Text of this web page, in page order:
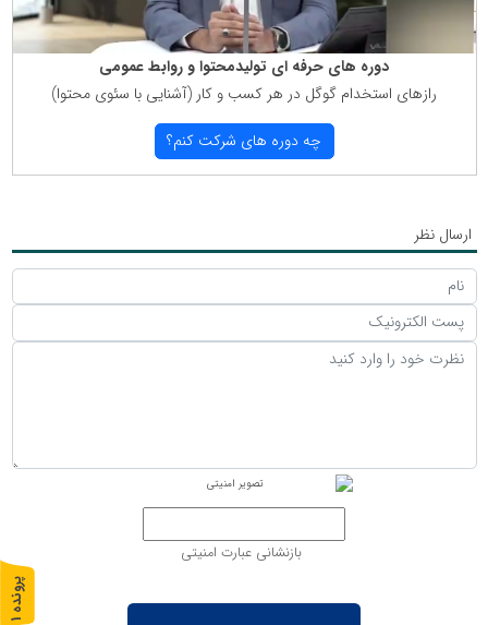
دوره های حرفه ای تولیدمحتوا و روابط عمومی
رازهای استخدام گوگل در هر كسب و كار (آشنایی با سئوی محتوا)
چه دوره های شركت كنم؟
ارسال نظر
بازنشانی عبارت امنیتی
پ
ر
و
ن
د
ه
1